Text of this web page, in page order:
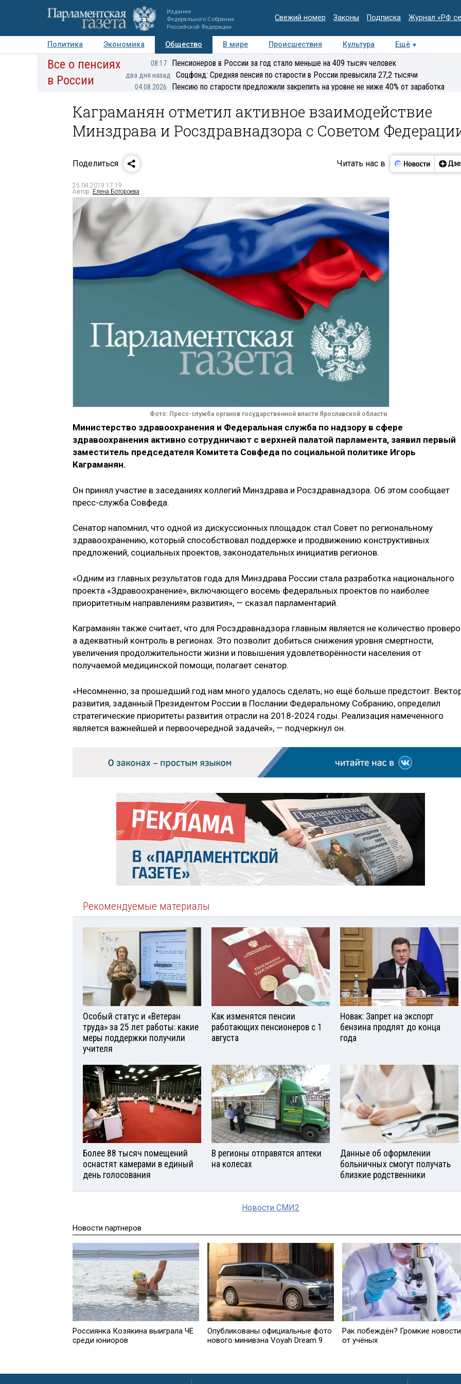
Издание
Федерального Собрания
Российской Федерации
Свежий номер Законы Подписка Журнал «РФ
Политика Экономика Общество В мире Происшествия Культура
Ещё
Авторы Персоны Мнения Регионы Медиацентр Интервью Колумнисты
Все о пенсиях
в России
08:17 Пенсионеров в России за год стало меньше на 409 тысяч человек
два дня назад Соцфонд: Средняя пенсия по старости в России превысила 27,2 тысячи
04.08.2026 Пенсию по старости предложили закрепить на уровне не ниже 40% от заработка
Каграманян отметил активное взаимодействие
Минздрава и Росздравнадзора с Советом
Поделиться Читать нас в
25.04.2019 17:19
Автор: Елена Ботороева
Фото: Пресс-служба органов государственной власти Ярославской области
Министерство здравоохранения и Федеральная служба по надзору в сфере
здравоохранения активно сотрудничают с верхней палатой парламента, заявил первый
заместитель председателя Комитета Совфеда по социальной политике Игорь
Каграманян.
Он принял участие в заседаниях коллегий Минздрава и Росздравнадзора. Об этом сообщает
пресс-служба Совфеда.
Сенатор напомнил, что одной из дискуссионных площадок стал Совет по региональному
здравоохранению, который способствовал поддержке и продвижению конструктивных
предложений, социальных проектов, законодательных инициатив регионов.
«Одним из главных результатов года для Минздрава России стала разработка национального
проекта «Здравоохранение», включающего восемь федеральных проектов по наиболее
приоритетным направлениям развития», — сказал парламентарий.
Каграманян также считает, что для Росздравнадзора главным является не количество
а адекватный контроль в регионах. Это позволит добиться снижения уровня смертности,
увеличения продолжительности жизни и повышения удовлетворённости населения от
получаемой медицинской помощи, полагает сенатор.
«Несомненно, за прошедший год нам много удалось сделать, но ещё больше предстоит.
развития, заданный Президентом России в Послании Федеральному Собранию, определил
стратегические приоритеты развития отрасли на 2018-2024 годы. Реализация намеченного
является важнейшей и первоочередной задачей», — подчеркнул он.
Рекомендуемые материалы
Особый статус и «Ветеран
труда» за 25 лет работы: какие
меры поддержки получили
учителя
Как изменятся пенсии
работающих пенсионеров с 1
августа
Новак: Запрет на экспорт
бензина продлят до конца
года
Более 88 тысяч помещений
оснастят камерами в единый
день голосования
В регионы отправятся аптеки
на колесах
Данные об оформлении
больничных смогут получать
близкие родственники
Новости СМИ2
Новости партнеров
Россиянка Козякина выиграла ЧЕ
среди юниоров
Опубликованы официальные фото
нового минивэна Voyah Dream 9
Рак побеждён? Громкие новости
от учёных